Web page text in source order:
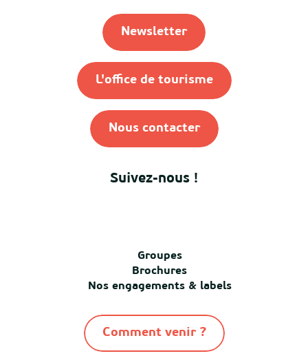
Newsletter
L'office de tourisme
Nous contacter
Suivez-nous !
Groupes
Brochures
Nos engagements & labels
Comment venir ?